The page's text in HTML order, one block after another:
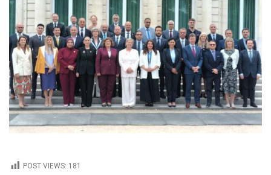
POST VIEWS: 181